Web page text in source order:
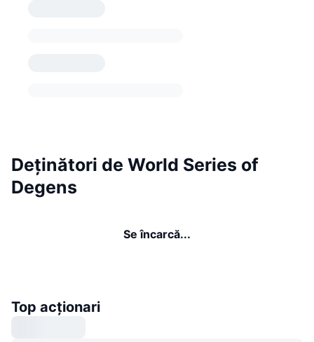
Deținători de World Series of
Degens
Se încarcă...
Top acționari